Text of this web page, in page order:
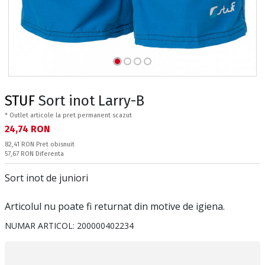
STUF Sort inot Larry-B
* Outlet articole la pret permanent scazut
Текуща цена:
24,74 RON
Pret obisnuit:
82,41 RON Pret obisnuit
Спестявате:
57,67 RON Diferenta
Sort inot de juniori
Articolul nu poate fi returnat din motive de igiena.
NUMAR ARTICOL: 200000402234